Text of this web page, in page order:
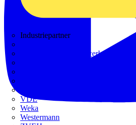
Industriepartner
de - das Elektrohandwerk
GED Gesellschaft für
VDE
Weka
Westermann